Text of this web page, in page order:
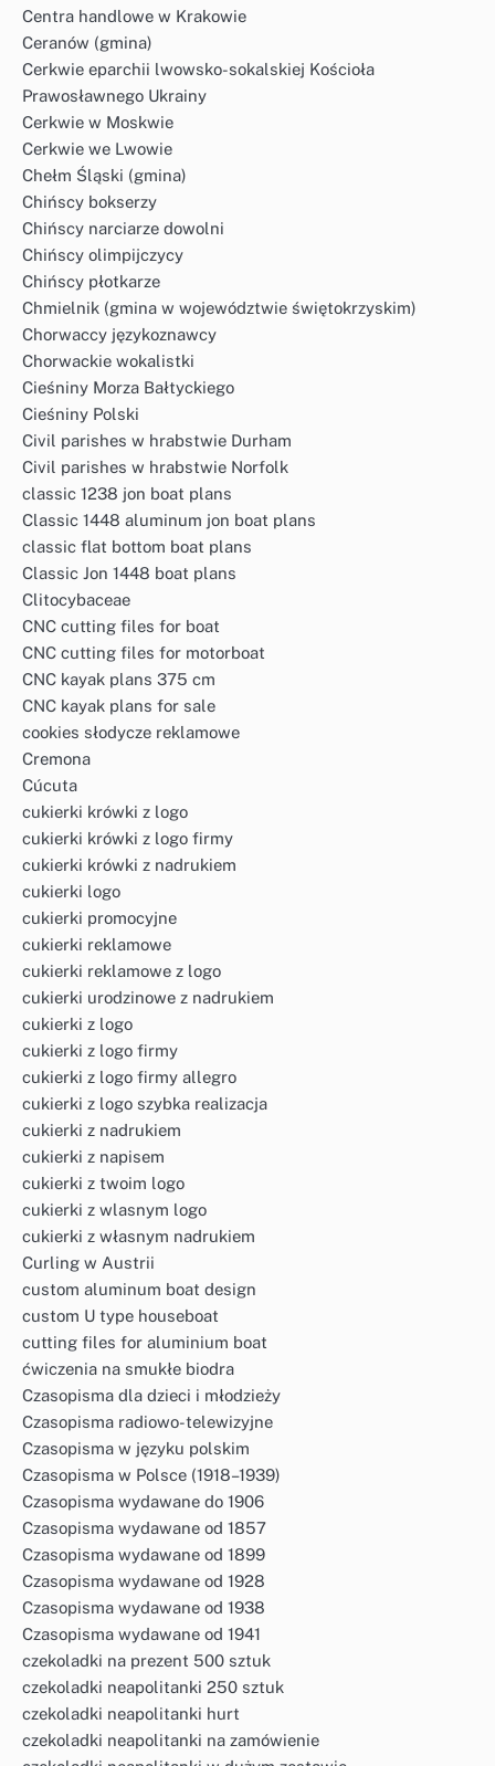
Centra handlowe w Krakowie
Ceranów (gmina)
Cerkwie eparchii lwowsko-sokalskiej Kościoła
Prawosławnego Ukrainy
Cerkwie w Moskwie
Cerkwie we Lwowie
Chełm Śląski (gmina)
Chińscy bokserzy
Chińscy narciarze dowolni
Chińscy olimpijczycy
Chińscy płotkarze
Chmielnik (gmina w województwie świętokrzyskim)
Chorwaccy językoznawcy
Chorwackie wokalistki
Cieśniny Morza Bałtyckiego
Cieśniny Polski
Civil parishes w hrabstwie Durham
Civil parishes w hrabstwie Norfolk
classic 1238 jon boat plans
Classic 1448 aluminum jon boat plans
classic flat bottom boat plans
Classic Jon 1448 boat plans
Clitocybaceae
CNC cutting files for boat
CNC cutting files for motorboat
CNC kayak plans 375 cm
CNC kayak plans for sale
cookies słodycze reklamowe
Cremona
Cúcuta
cukierki krówki z logo
cukierki krówki z logo firmy
cukierki krówki z nadrukiem
cukierki logo
cukierki promocyjne
cukierki reklamowe
cukierki reklamowe z logo
cukierki urodzinowe z nadrukiem
cukierki z logo
cukierki z logo firmy
cukierki z logo firmy allegro
cukierki z logo szybka realizacja
cukierki z nadrukiem
cukierki z napisem
cukierki z twoim logo
cukierki z wlasnym logo
cukierki z własnym nadrukiem
Curling w Austrii
custom aluminum boat design
custom U type houseboat
cutting files for aluminium boat
ćwiczenia na smukłe biodra
Czasopisma dla dzieci i młodzieży
Czasopisma radiowo-telewizyjne
Czasopisma w języku polskim
Czasopisma w Polsce (1918–1939)
Czasopisma wydawane do 1906
Czasopisma wydawane od 1857
Czasopisma wydawane od 1899
Czasopisma wydawane od 1928
Czasopisma wydawane od 1938
Czasopisma wydawane od 1941
czekoladki na prezent 500 sztuk
czekoladki neapolitanki 250 sztuk
czekoladki neapolitanki hurt
czekoladki neapolitanki na zamówienie